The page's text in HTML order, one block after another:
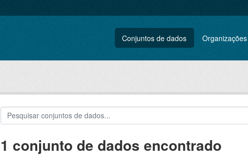
Conjuntos de dados Organizações
1 conjunto de dados encontrado